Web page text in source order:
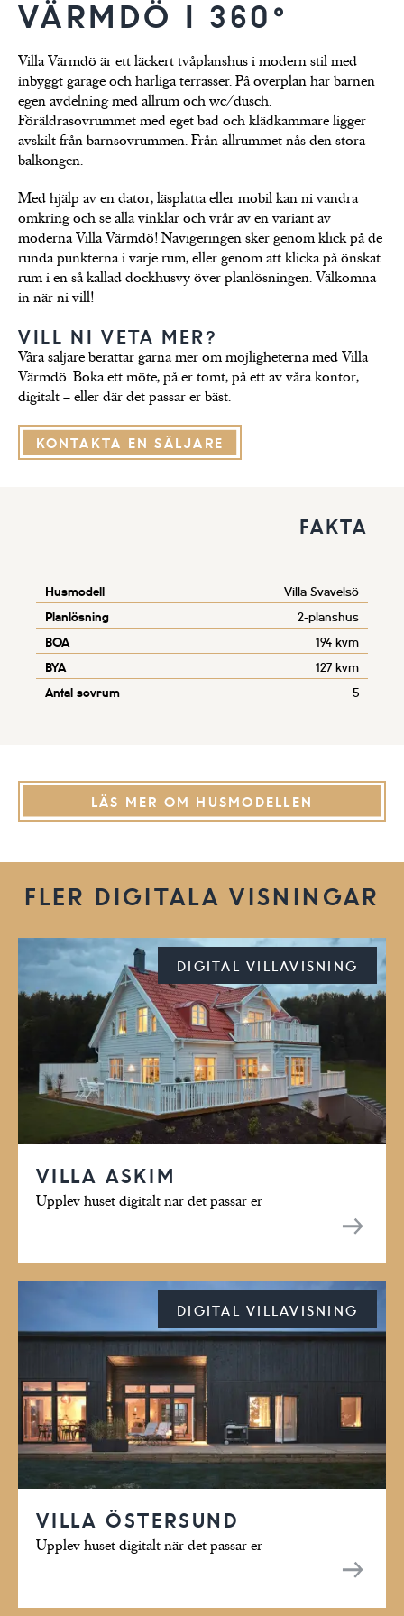
Trivselhus gedigna
byggkvalitet
hus
VÄRMDÖ I 360ᐤ
Villa Värmdö är ett läckert tvåplanshus i modern stil med
inbyggt garage och härliga terrasser. På överplan har barnen
egen avdelning med allrum och wc/dusch.
Föräldrasovrummet med eget bad och klädkammare ligger
avskilt från barnsovrummen. Från allrummet nås den stora
balkongen.
Med hjälp av en dator, läsplatta eller mobil kan ni vandra
omkring och se alla vinklar och vrår av en variant av
moderna Villa Värmdö! Navigeringen sker genom klick på de
runda punkterna i varje rum, eller genom att klicka på önskat
rum i en så kallad dockhusvy över planlösningen. Välkomna
in när ni vill!
VILL NI VETA MER?
Våra säljare berättar gärna mer om möjligheterna med Villa
Värmdö. Boka ett möte, på er tomt, på ett av våra kontor,
digitalt – eller där det passar er bäst.
KONTAKTA EN SÄLJARE
FAKTA
Husmodell
Villa Svavelsö
Planlösning
2-planshus
BOA
194 kvm
BYA
127 kvm
Antal sovrum
5
LÄS MER OM HUSMODELLEN
FLER DIGITALA VISNINGAR
DIGITAL VILLAVISNING
VILLA ASKIM
Upplev huset digitalt när det passar er
DIGITAL VILLAVISNING
VILLA ÖSTERSUND
Upplev huset digitalt när det passar er